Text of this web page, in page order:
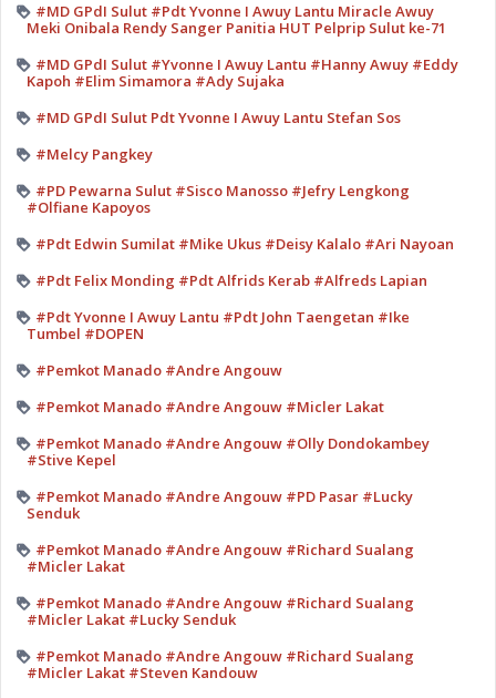
#MD GPdI Sulut #Pdt Yvonne I Awuy Lantu Miracle Awuy
Meki Onibala Rendy Sanger Panitia HUT Pelprip Sulut ke-71
#MD GPdI Sulut #Yvonne I Awuy Lantu #Hanny Awuy #Eddy
Kapoh #Elim Simamora #Ady Sujaka
#MD GPdI Sulut Pdt Yvonne I Awuy Lantu Stefan Sos
#Melcy Pangkey
#PD Pewarna Sulut #Sisco Manosso #Jefry Lengkong
#Olfiane Kapoyos
#Pdt Edwin Sumilat #Mike Ukus #Deisy Kalalo #Ari Nayoan
#Pdt Felix Monding #Pdt Alfrids Kerab #Alfreds Lapian
#Pdt Yvonne I Awuy Lantu #Pdt John Taengetan #Ike
Tumbel #DOPEN
#Pemkot Manado #Andre Angouw
#Pemkot Manado #Andre Angouw #Micler Lakat
#Pemkot Manado #Andre Angouw #Olly Dondokambey
#Stive Kepel
#Pemkot Manado #Andre Angouw #PD Pasar #Lucky
Senduk
#Pemkot Manado #Andre Angouw #Richard Sualang
#Micler Lakat
#Pemkot Manado #Andre Angouw #Richard Sualang
#Micler Lakat #Lucky Senduk
#Pemkot Manado #Andre Angouw #Richard Sualang
#Micler Lakat #Steven Kandouw